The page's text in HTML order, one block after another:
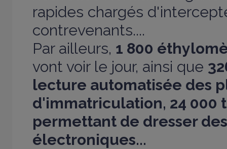
rapides chargés
contrevenants....
Par ailleurs, 1 800
vont voir le jour, ainsi que
lecture automatisée des
d'immatriculation, 24 000
permettant de dresser
électroniques...